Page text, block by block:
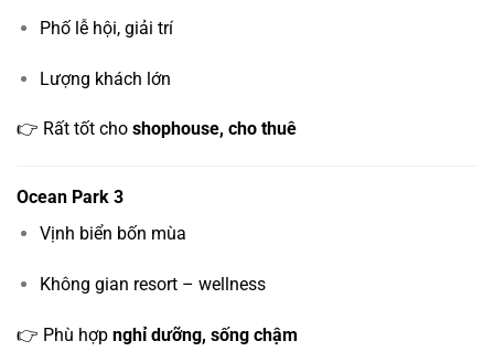
Phố lễ hội, giải trí
Lượng khách lớn
👉 Rất tốt cho shophouse, cho thuê
Ocean Park 3
Vịnh biển bốn mùa
Không gian resort – wellness
👉 Phù hợp nghỉ dưỡng, sống chậm